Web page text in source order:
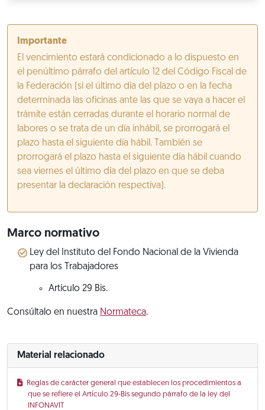
Importante
El vencimiento estará condicionado a lo dispuesto en
el penúltimo párrafo del artículo 12 del Código Fiscal de
la Federación (si el último día del plazo o en la fecha
determinada las oficinas ante las que se vaya a hacer el
trámite están cerradas durante el horario normal de
labores o se trata de un día inhábil, se prorrogará el
plazo hasta el siguiente día hábil. También se
prorrogará el plazo hasta el siguiente día hábil cuando
sea viernes el último día del plazo en que se deba
presentar la declaración respectiva).
Marco normativo
Ley del Instituto del Fondo Nacional de la Vivienda
para los Trabajadores
Artículo 29 Bis.
Consúltalo en nuestra Normateca.
Material relacionado
Reglas de carácter general que establecen los procedimientos a
que se refiere el Artículo 29-Bis segundo párrafo de la ley del
INFONAVIT